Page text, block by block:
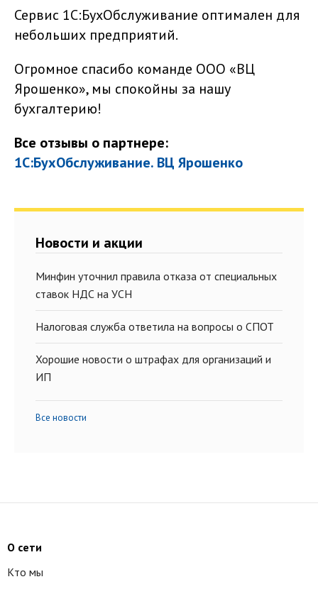
Сервис 1С:БухОбслуживание оптимален для
небольших предприятий.
Огромное спасибо команде ООО «ВЦ
Ярошенко», мы спокойны за нашу
бухгалтерию!
Все отзывы о партнере:
1С:БухОбслуживание. ВЦ Ярошенко
Новости и акции
Минфин уточнил правила отказа от специальных
ставок НДС на УСН
Налоговая служба ответила на вопросы о СПОТ
Хорошие новости о штрафах для организаций и
ИП
Все новости
О сети
Кто мы